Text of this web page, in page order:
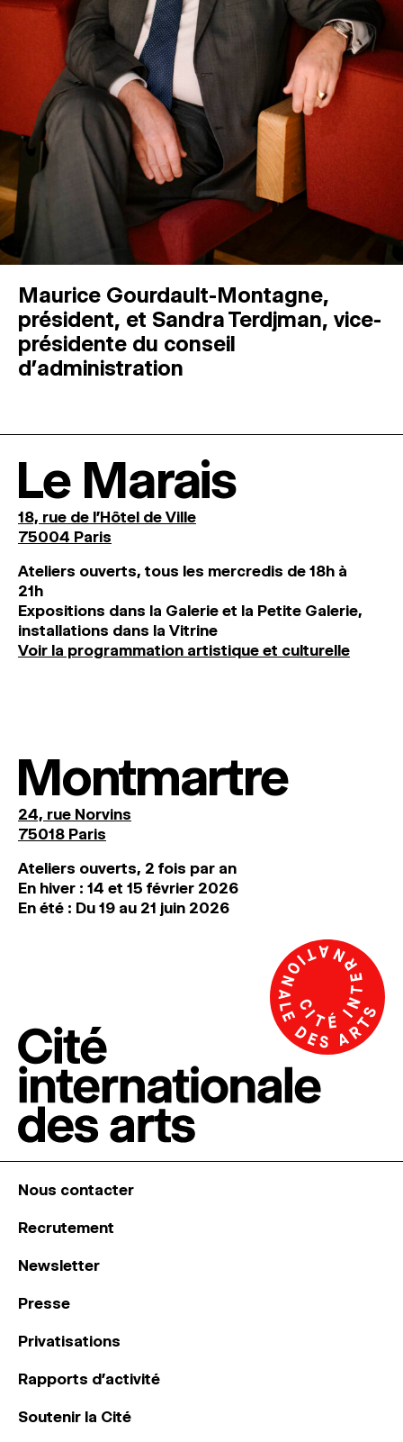
Maurice Gourdault-Montagne,
président, et Sandra Terdjman, vice-
présidente du conseil
d’administration
Le Marais
18, rue de l'Hôtel de Ville
75004 Paris
Ateliers ouverts, tous les mercredis de 18h à
21h
Expositions dans la Galerie et la Petite Galerie,
installations dans la Vitrine
Voir la programmation artistique et culturelle
Montmartre
24, rue Norvins
75018 Paris
Ateliers ouverts, 2 fois par an
En hiver : 14 et 15 février 2026
En été : Du 19 au 21 juin 2026
Nous contacter
Recrutement
Newsletter
Presse
Privatisations
Rapports d’activité
Soutenir la Cité